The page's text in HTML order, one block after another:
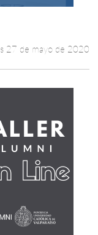
más +
27 de mayo de 2020